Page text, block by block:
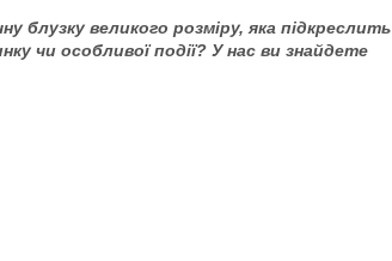
блузку великого розміру, яка підкреслить
чи особливої події? У нас ви знайдете